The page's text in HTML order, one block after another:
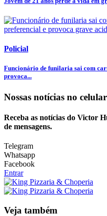
Policial
Funcionário de funilaria sai com
provoca...
Nossas notícias no celular
Receba as notícias do Victor
de mensagens.
Telegram
Whatsapp
Facebook
Entrar
Veja também